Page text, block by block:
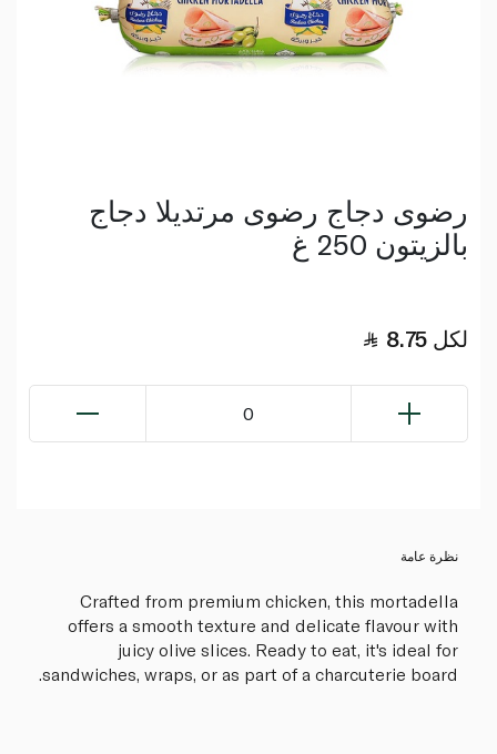
رضوى دجاج رضوى مرتديلا دجاج
بالزيتون 250 غ
8.75 لكل
0
نظرة عامة
Crafted from premium chicken, this mortadella
offers a smooth texture and delicate flavour with
juicy olive slices. Ready to eat, it's ideal for
sandwiches, wraps, or as part of a charcuterie board.